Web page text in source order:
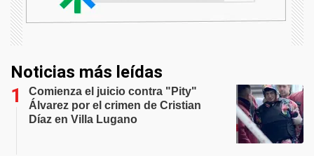
Noticias más leídas
Comienza el juicio contra "Pity"
Álvarez por el crimen de Cristian
Díaz en Villa Lugano